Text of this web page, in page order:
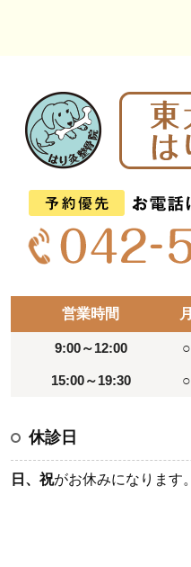
営業時間 月
9:00～12:00 ○
15:00～19:30 ○
休診日
日、祝がお休みになります。